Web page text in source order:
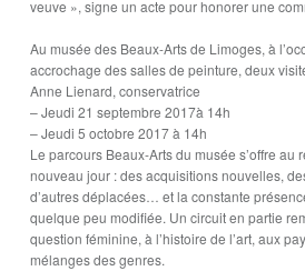
veuve », signe un acte pour honorer une
Au musée des Beaux-Arts de Limoges, à
accrochage des salles de peinture, deux
Anne Lienard, conservatrice
– Jeudi 21 septembre 2017à 14h
– Jeudi 5 octobre 2017 à 14h
Le parcours Beaux-Arts du musée s’offre au
nouveau jour : des acquisitions nouvelles,
d’autres déplacées… et la constante
quelque peu modifiée. Un circuit en partie
question féminine, à l’histoire de l’art, aux
mélanges des genres.